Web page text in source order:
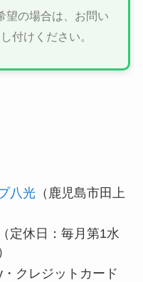
望の場合は、お問い
付けください。
八光（鹿児島市田上
定休日：毎月第1水
クレジットカード